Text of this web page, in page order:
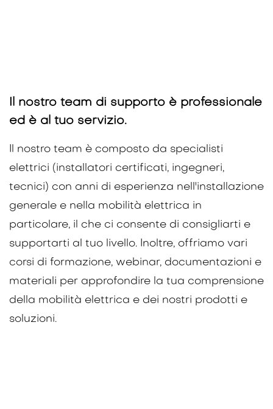
Il nostro team di supporto è professionale
ed è al tuo servizio.
Il nostro team è composto da specialisti
elettrici (installatori certificati, ingegneri,
tecnici) con anni di esperienza nell'installazione
generale e nella mobilità elettrica in
particolare, il che ci consente di consigliarti e
supportarti al tuo livello. Inoltre, offriamo vari
corsi di formazione, webinar, documentazioni e
materiali per approfondire la tua comprensione
della mobilità elettrica e dei nostri prodotti e
soluzioni.